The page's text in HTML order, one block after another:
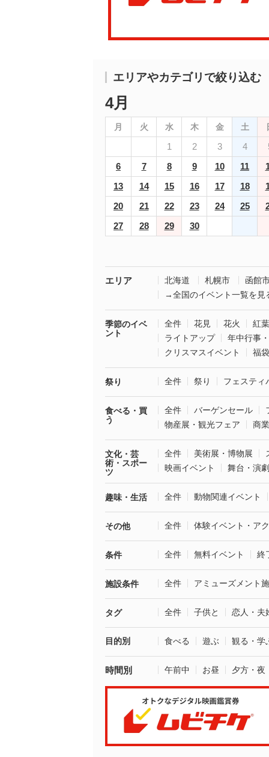
エリアやカテゴリで絞り込む
4月
月 火 水 木 金 土
1 2 3 4
6
7 8 9 10 11
13
14 15 16 17 18
20
21 22 23 24 25
27
28 29 30
エリア 北海道 札幌市
函館
→全国のイベント一覧を見
季節のイベ
ント
全件 花見 花火
紅葉
ライトアップ
年中行事
クリスマスイベント
福
祭り 全件 祭り フェスティ
食べる・買
う
全件 バーゲンセール
物産展・観光フェア
商
文化・芸
術・スポー
ツ
全件 美術展・博物展
映画イベント
舞台・演劇
趣味・生活 全件 動物関連イベント
その他 全件 体験イベント・ア
条件 全件 無料イベント 終
施設条件 全件 アミューズメント
タグ 全件 子供と 恋人・夫
目的別 食べる 遊ぶ 観る・学
時間別 午前中 お昼 夕方・夜